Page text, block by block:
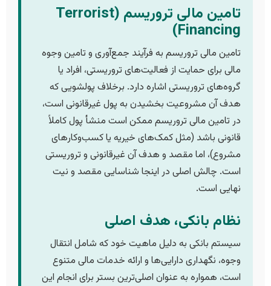
تامین مالی تروریسم (Terrorist
Financing)
تامین مالی تروریسم به فرآیند جمع‌آوری و تامین وجوه
مالی برای حمایت از فعالیت‌های تروریستی، افراد یا
گروه‌های تروریستی اشاره دارد. برخلاف پولشویی که
هدف آن مشروعیت بخشیدن به پول غیرقانونی است،
در تامین مالی تروریسم ممکن است منشأ پول کاملاً
قانونی باشد (مثل کمک‌های خیریه یا کسب‌وکارهای
مشروع)، اما مقصد و هدف آن غیرقانونی و تروریستی
است. چالش اصلی در اینجا شناسایی مقصد و نیت
نهایی است.
نظام بانکی، هدف اصلی
سیستم بانکی به دلیل ماهیت خود که شامل انتقال
وجوه، نگهداری دارایی‌ها و ارائه خدمات مالی متنوع
است، همواره به عنوان اصلی‌ترین بستر برای انجام این